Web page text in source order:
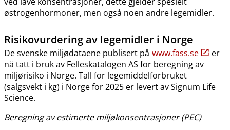
østrogenhormoner, men også noen andre legemidler.
Risikovurdering av legemidler i Norge
De svenske miljødataene publisert på www.fass.se
er
nå tatt i bruk av Felleskatalogen AS for beregning av
miljørisiko i Norge. Tall for legemiddelforbruket
(salgsvekt i kg) i Norge for 2025 er levert av Signum Life
Science.
Beregning av estimerte miljøkonsentrasjoner (PEC)